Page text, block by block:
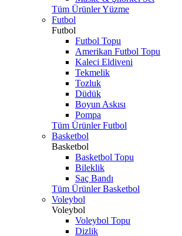
Tüm Ürünler Yüzme
Futbol
Futbol
Futbol Topu
Amerikan Futbol Topu
Kaleci Eldiveni
Tekmelik
Tozluk
Düdük
Boyun Askısı
Pompa
Tüm Ürünler Futbol
Basketbol
Basketbol
Basketbol Topu
Bileklik
Saç Bandı
Tüm Ürünler Basketbol
Voleybol
Voleybol
Voleybol Topu
Dizlik